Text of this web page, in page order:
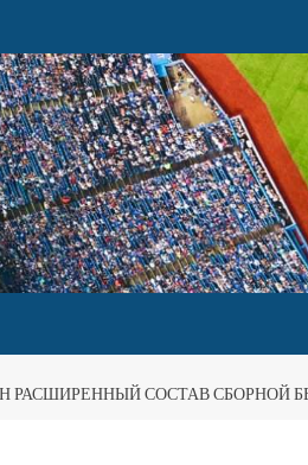
РАСШИРЕННЫЙ СОСТАВ СБОРНОЙ